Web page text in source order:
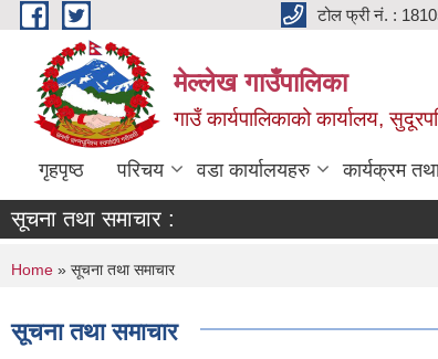
Skip to main content टोल फ्री नं. :
मेल्लेख गाउँपालिका
गाउँ कार्यपालिकाको कार्यालय,
गृहपृष्ठ परिचय वडा कार्यालयहरु कार्यक्रम
सूचना तथा समाचार :
You are here
Home » सूचना तथा समाचार
सूचना तथा समाचार